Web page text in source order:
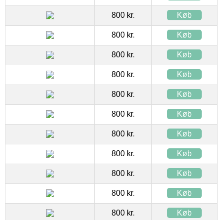
800 kr. Køb
800 kr. Køb
800 kr. Køb
800 kr. Køb
800 kr. Køb
800 kr. Køb
800 kr. Køb
800 kr. Køb
800 kr. Køb
800 kr. Køb
800 kr. Køb